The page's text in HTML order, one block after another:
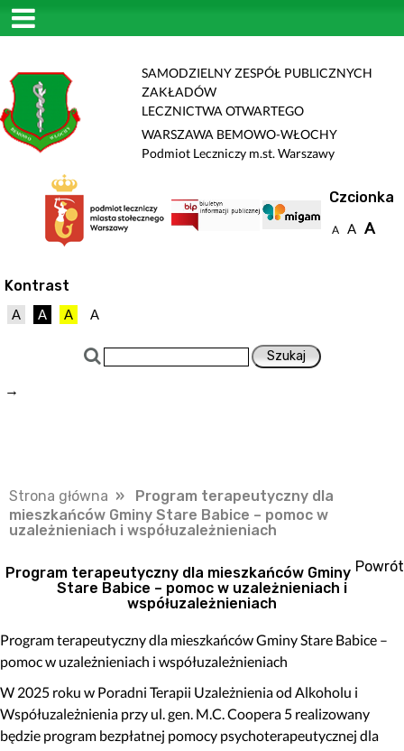
SAMODZIELNY ZESPÓŁ PUBLICZNYCH
ZAKŁADÓW
LECZNICTWA OTWARTEGO
WARSZAWA BEMOWO-WŁOCHY
Podmiot Leczniczy m.st. Warszawy
Czcionka
A A A
Kontrast
A A A A
→
Strona główna » Program terapeutyczny dla
mieszkańców Gminy Stare Babice – pomoc w
uzależnieniach i współuzależnieniach
Powrót
Program terapeutyczny dla mieszkańców Gminy
Stare Babice – pomoc w uzależnieniach i
współuzależnieniach
Program terapeutyczny dla mieszkańców Gminy Stare Babice –
pomoc w uzależnieniach i współuzależnieniach
W 2025 roku w Poradni Terapii Uzależnienia od Alkoholu i
Współuzależnienia przy ul. gen. M.C. Coopera 5 realizowany
będzie program bezpłatnej pomocy psychoterapeutycznej dla